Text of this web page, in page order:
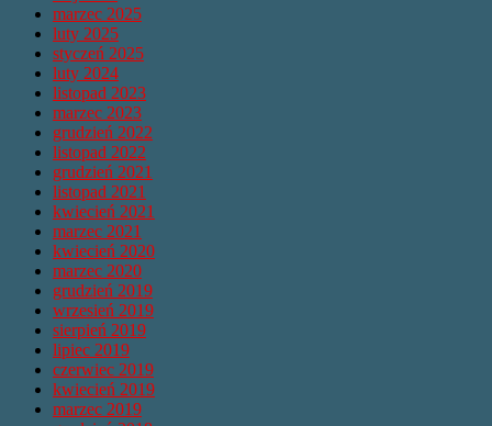
marzec 2025
luty 2025
styczeń 2025
luty 2024
listopad 2023
marzec 2023
grudzień 2022
listopad 2022
grudzień 2021
listopad 2021
kwiecień 2021
marzec 2021
kwiecień 2020
marzec 2020
grudzień 2019
wrzesień 2019
sierpień 2019
lipiec 2019
czerwiec 2019
kwiecień 2019
marzec 2019